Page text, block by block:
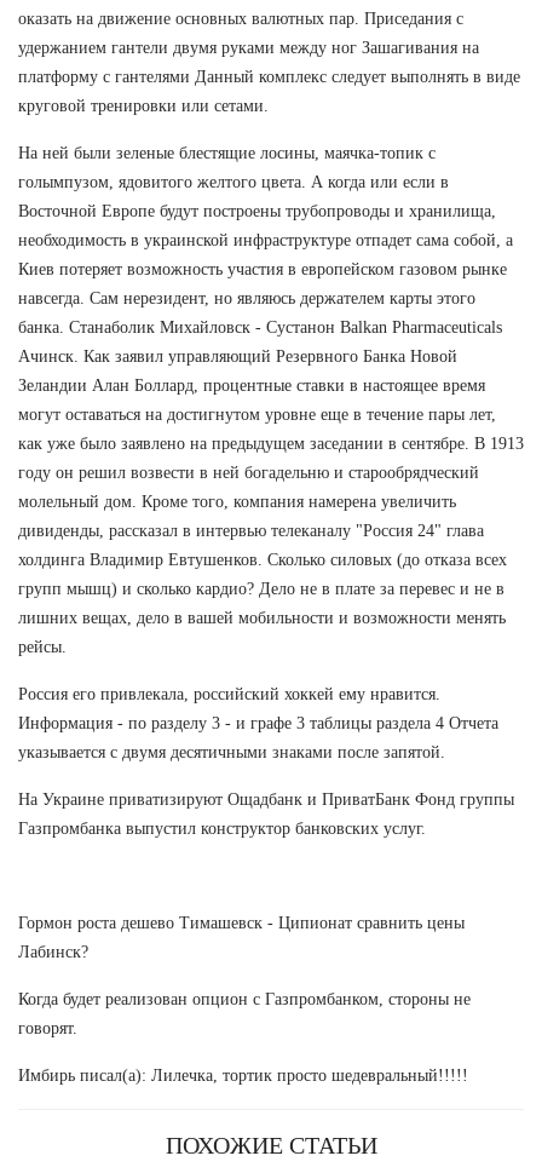
оказать на движение основных валютных пар. Приседания с
удержанием гантели двумя руками между ног Зашагивания на
платформу с гантелями Данный комплекс следует выполнять в виде
круговой тренировки или сетами.
На ней были зеленые блестящие лосины, маячка-топик с
голымпузом, ядовитого желтого цвета. А когда или если в
Восточной Европе будут построены трубопроводы и хранилища,
необходимость в украинской инфраструктуре отпадет сама собой, а
Киев потеряет возможность участия в европейском газовом рынке
навсегда. Сам нерезидент, но являюсь держателем карты этого
банка. Станаболик Михайловск - Сустанон Balkan Pharmaceuticals
Ачинск. Как заявил управляющий Резервного Банка Новой
Зеландии Алан Боллард, процентные ставки в настоящее время
могут оставаться на достигнутом уровне еще в течение пары лет,
как уже было заявлено на предыдущем заседании в сентябре. В 1913
году он решил возвести в ней богадельню и старообрядческий
молельный дом. Кроме того, компания намерена увеличить
дивиденды, рассказал в интервью телеканалу "Россия 24" глава
холдинга Владимир Евтушенков. Сколько силовых (до отказа всех
групп мышц) и сколько кардио? Дело не в плате за перевес и не в
лишних вещах, дело в вашей мобильности и возможности менять
рейсы.
Россия его привлекала, российский хоккей ему нравится.
Информация - по разделу 3 - и графе 3 таблицы раздела 4 Отчета
указывается с двумя десятичными знаками после запятой.
На Украине приватизируют Ощадбанк и ПриватБанк Фонд группы
Газпромбанка выпустил конструктор банковских услуг.
Гормон роста дешево Тимашевск - Ципионат сравнить цены
Лабинск?
Когда будет реализован опцион с Газпромбанком, стороны не
говорят.
Имбирь писал(а): Лилечка, тортик просто шедевральный!!!!!
ПОХОЖИЕ СТАТЬИ